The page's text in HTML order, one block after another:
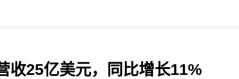
收25亿美元，同比增长11%